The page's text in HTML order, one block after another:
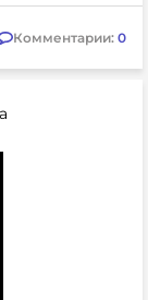
Комментарии: 0